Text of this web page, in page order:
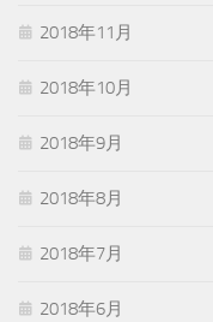
2018年11月
2018年10月
2018年9月
2018年8月
2018年7月
2018年6月